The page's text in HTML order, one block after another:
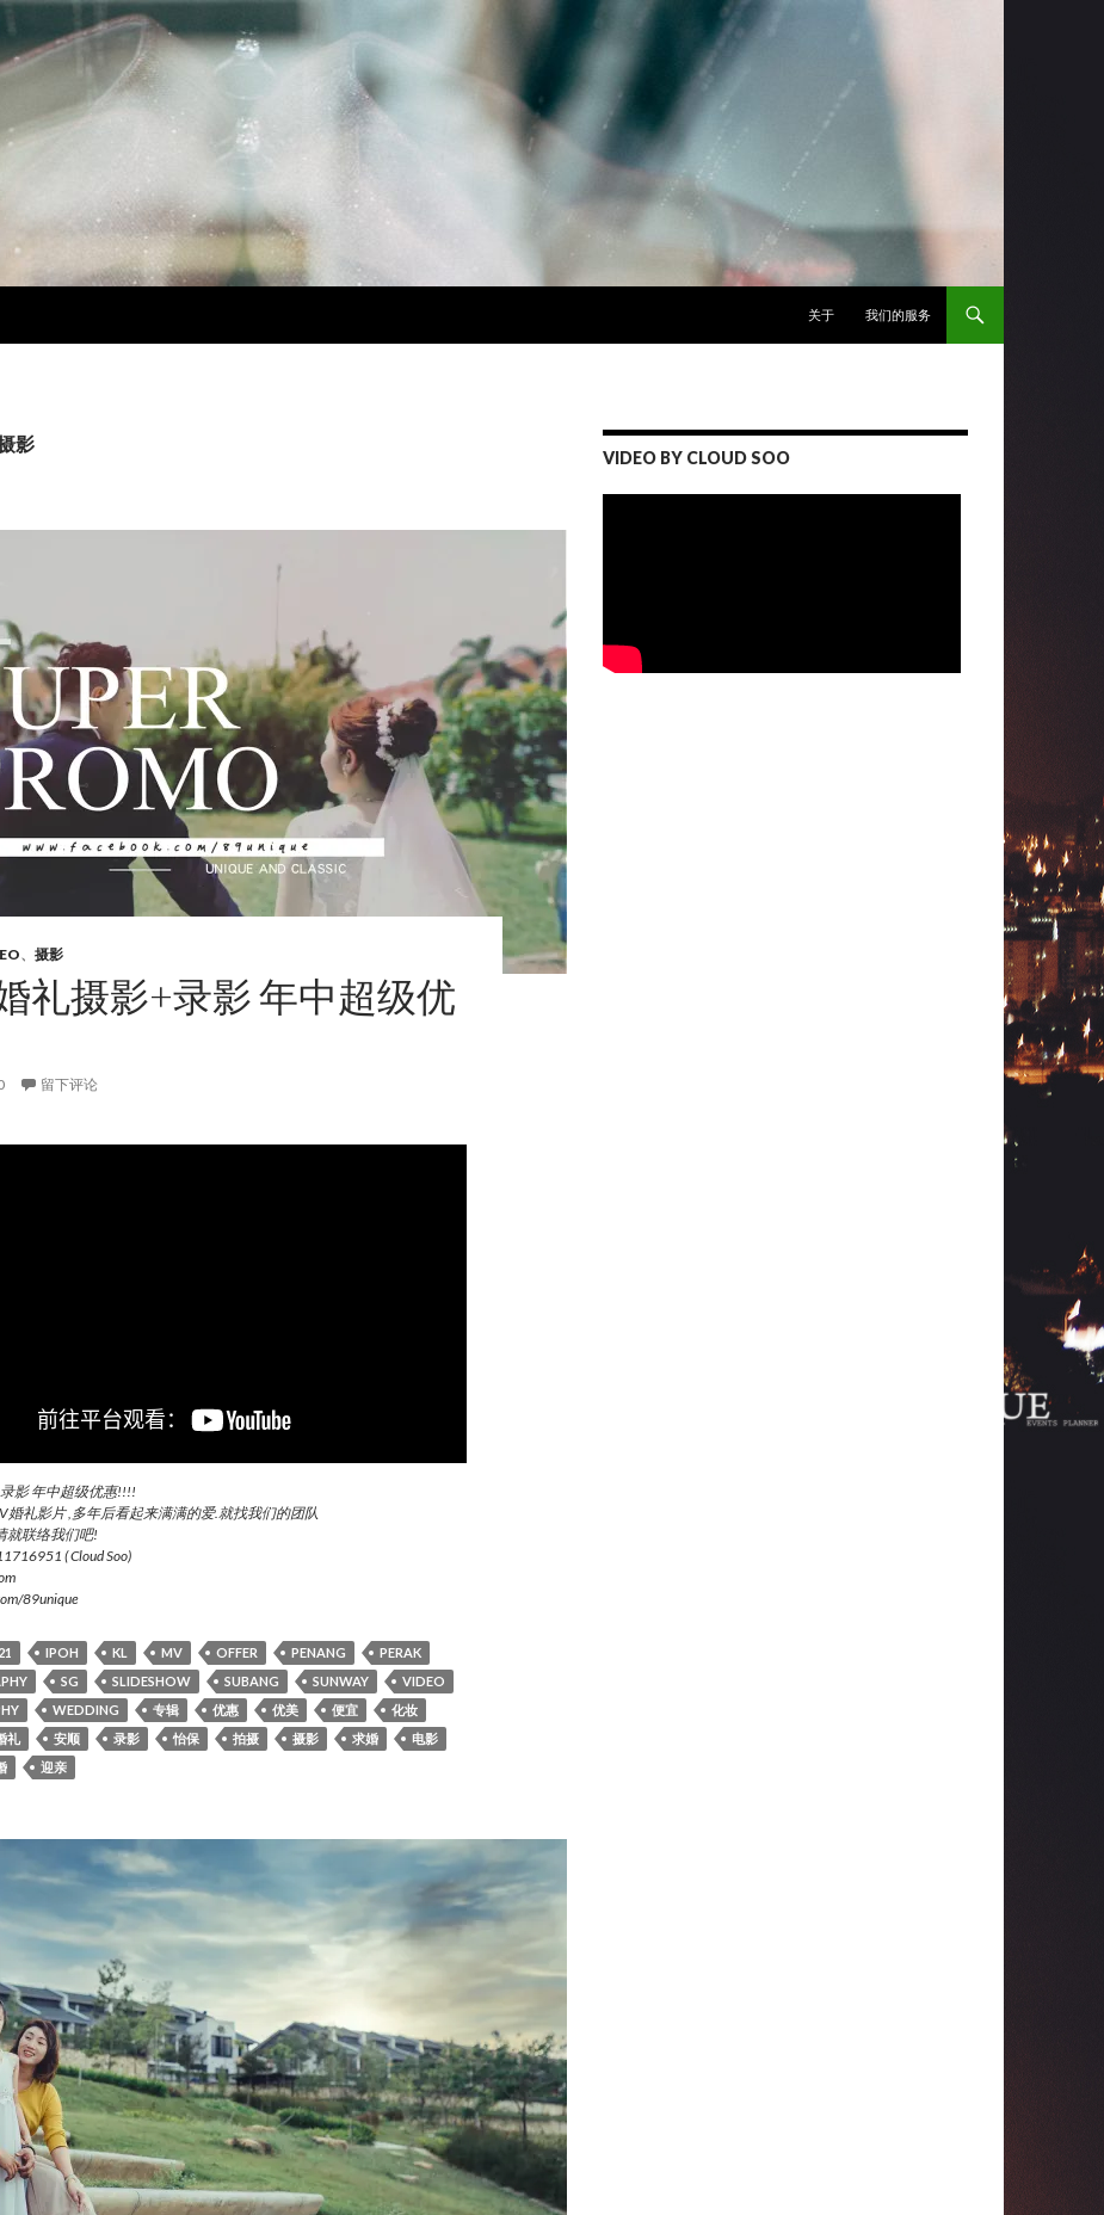
关于
我们的服务
影
、 摄影
礼摄影+录影 年中超级优
留下评论
影 年中超级优惠!!!!
婚礼影片 ,多年后看起来满满的爱.就找我们的团队
就联络我们吧!
( Cloud Soo)
89unique
IPOH KL MV OFFER PENANG
PERAK
SG SLIDESHOW SUBANG SUNWAY
VIDEO
WEDDING 专辑 优惠 优美 便宜
化妆
礼 安顺 录影 怡保 拍摄 摄影 求婚
电影
迎亲
VIDEO BY CLOUD SOO